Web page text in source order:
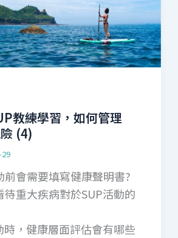
教練學習，如何管理
(4)
前會需要填寫健康聲明書?
待重大疾病對於SUP活動的
時，健康層面評估會有哪些